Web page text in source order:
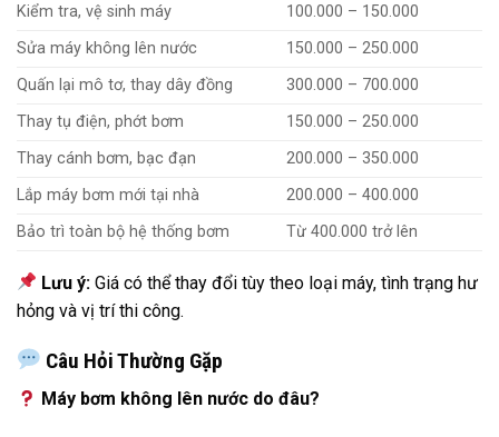
Kiểm tra, vệ sinh máy
100.000 – 150.000
Sửa máy không lên nước
150.000 – 250.000
Quấn lại mô tơ, thay dây đồng
300.000 – 700.000
Thay tụ điện, phớt bơm
150.000 – 250.000
Thay cánh bơm, bạc đạn
200.000 – 350.000
Lắp máy bơm mới tại nhà
200.000 – 400.000
Bảo trì toàn bộ hệ thống bơm
Từ 400.000 trở lên
Lưu ý: Giá có thể thay đổi tùy theo loại máy, tình trạng hư
hỏng và vị trí thi công.
Câu Hỏi Thường Gặp
Máy bơm không lên nước do đâu?